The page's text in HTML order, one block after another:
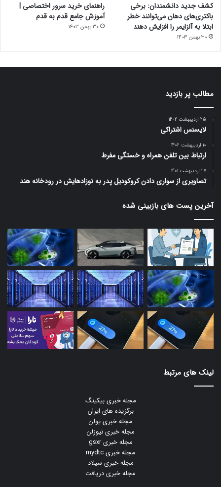
کشف جدید دانشمندان: برخی
باکتری‌های دهان می‌توانند خطر
ابتلا به آلزایمر را افزایش دهند
30 بهمن 1403
راهنمای خرید سرور اختصاصی |
آموزش جامع قدم به قدم
30 بهمن 1403
مطالب پر بازدید
25 اردیبهشت 1402
لایسنس اشتراکی
10 اردیبهشت 1402
ارتباط بین تلفن همراه و خستگی مفرط
27 اردیبهشت 1401
تصاویری از سواری دادن کروکودیل پدر به نوزادهایش در رودخانه هند
آخرین پست های بازبینی شده
لینک های مرتبط
مجله خبری بیکینگ
برگزیده های ایران
مجله خبری یولن
مجله خبری نیوزلن
مجله خبری gsxr
مجله خبری mydtc
مجله خبری سیلاد
مجله خبری دریافت